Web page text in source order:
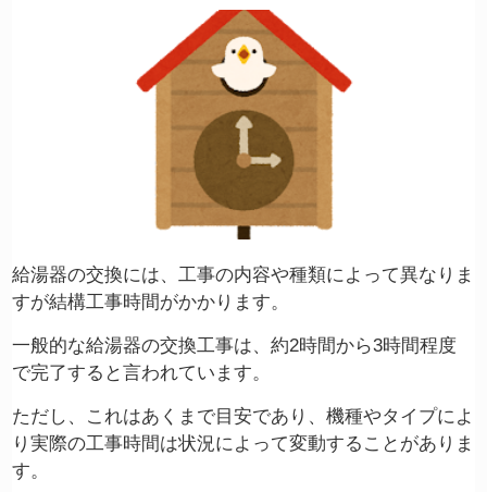
給湯器の交換には、工事の内容や種類によって異なりま
すが結構工事時間がかかります。
一般的な給湯器の交換工事は、約2時間から3時間程度
で完了すると言われています。
ただし、これはあくまで目安であり、機種やタイプによ
り実際の工事時間は状況によって変動することがありま
す。